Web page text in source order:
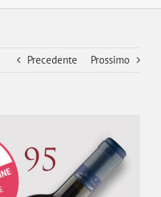
Precedente Prossimo